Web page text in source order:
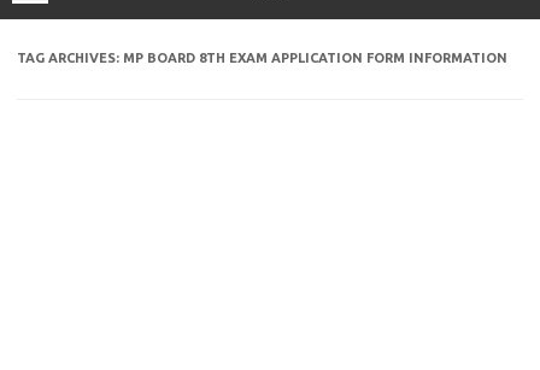
TAG ARCHIVES: MP BOARD 8TH EXAM APPLICATION FORM INFORMATION